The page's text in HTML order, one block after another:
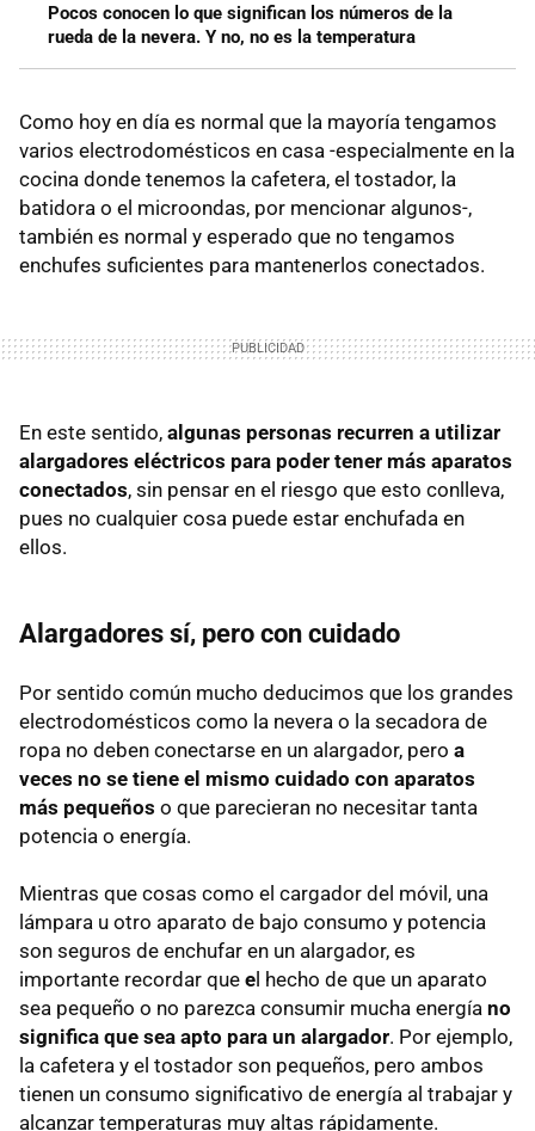
Pocos conocen lo que significan los números de la
rueda de la nevera. Y no, no es la temperatura
Como hoy en día es normal que la mayoría tengamos
varios electrodomésticos en casa -especialmente en la
cocina donde tenemos la cafetera, el tostador, la
batidora o el microondas, por mencionar algunos-,
también es normal y esperado que no tengamos
enchufes suficientes para mantenerlos conectados.
En este sentido, algunas personas recurren a utilizar
alargadores eléctricos para poder tener más aparatos
conectados, sin pensar en el riesgo que esto conlleva,
pues no cualquier cosa puede estar enchufada en
ellos.
Alargadores sí, pero con cuidado
Por sentido común mucho deducimos que los grandes
electrodomésticos como la nevera o la secadora de
ropa no deben conectarse en un alargador, pero a
veces no se tiene el mismo cuidado con aparatos
más pequeños o que parecieran no necesitar tanta
potencia o energía.
Mientras que cosas como el cargador del móvil, una
lámpara u otro aparato de bajo consumo y potencia
son seguros de enchufar en un alargador, es
importante recordar que el hecho de que un aparato
sea pequeño o no parezca consumir mucha energía no
significa que sea apto para un alargador. Por ejemplo,
la cafetera y el tostador son pequeños, pero ambos
tienen un consumo significativo de energía al trabajar y
alcanzar temperaturas muy altas rápidamente.